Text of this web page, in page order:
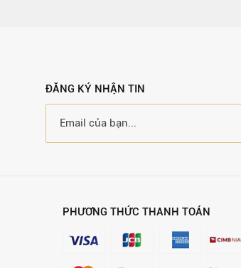
ĐĂNG KÝ NHẬN TIN
PHƯƠNG THỨC THANH TOÁN